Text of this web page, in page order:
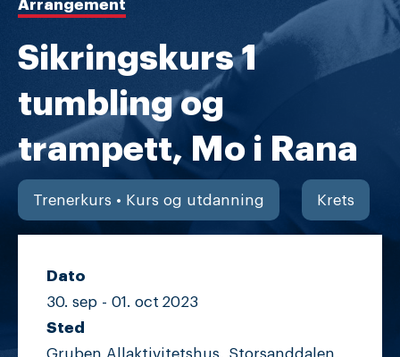
Arrangement
Sikringskurs 1
tumbling og
trampett, Mo i Rana
Trenerkurs • Kurs og utdanning Krets
Dato
30. sep - 01. oct 2023
Sted
Gruben Allaktivitetshus, Storsanddalen,